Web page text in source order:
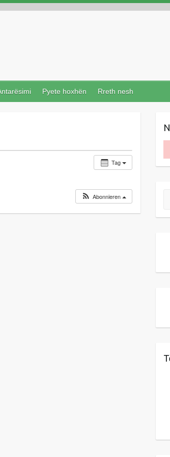
Pyete hoxhën Rreth nesh
Tag
Abonnieren